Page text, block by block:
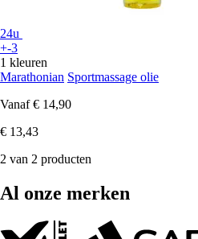
24u
+-3
1 kleuren
Marathonian Sportmassage olie
Vanaf € 14,90
€ 13,43
2 van 2 producten
Al onze merken